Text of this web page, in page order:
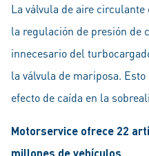
La válvula de aire
la regulación de presión de
innecesario del
la válvula de mariposa.
efecto de caída en la
Motorservice ofrece 22
millones de vehículos.